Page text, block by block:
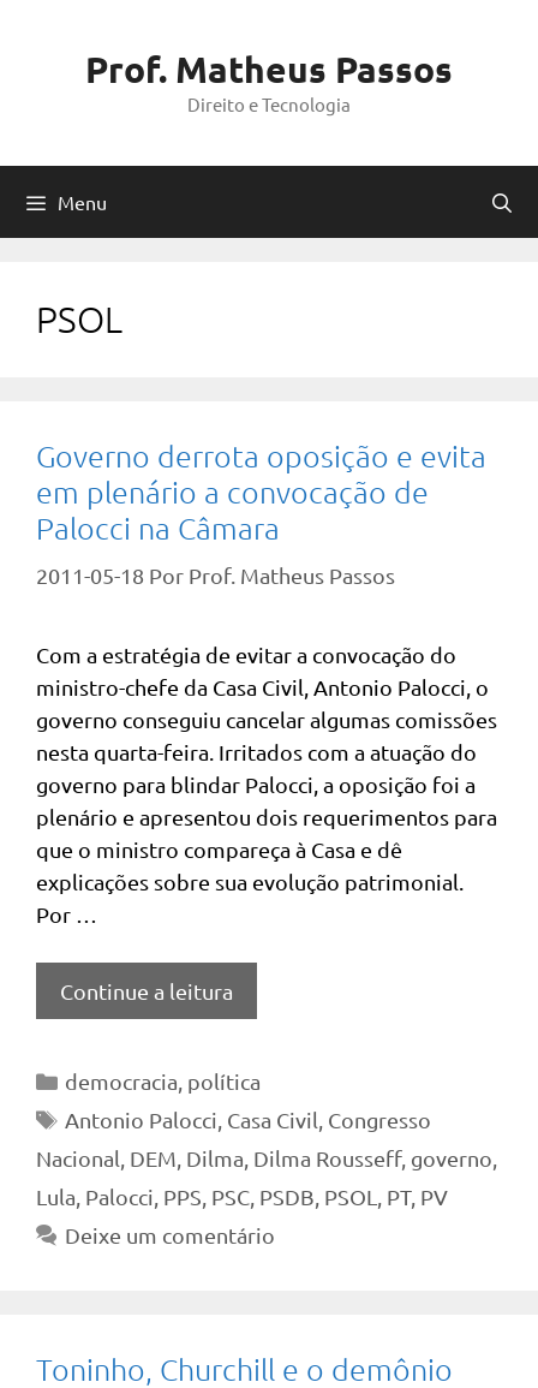
Prof. Matheus Passos
Direito e Tecnologia
Menu
PSOL
Governo derrota oposição e evita
em plenário a convocação de
Palocci na Câmara
2011-05-18 Por Prof. Matheus Passos
Com a estratégia de evitar a convocação do
ministro-chefe da Casa Civil, Antonio Palocci, o
governo conseguiu cancelar algumas comissões
nesta quarta-feira. Irritados com a atuação do
governo para blindar Palocci, a oposição foi a
plenário e apresentou dois requerimentos para
que o ministro compareça à Casa e dê
explicações sobre sua evolução patrimonial.
Por …
Continue a leitura
Categorias
democracia política
Tags
Antonio Palocci Casa Civil Congresso
Nacional DEM Dilma Dilma Rousseff, governo
Lula Palocci PPS PSC PSDB PSOL PT, PV
Deixe um comentário
Toninho, Churchill e o demônio